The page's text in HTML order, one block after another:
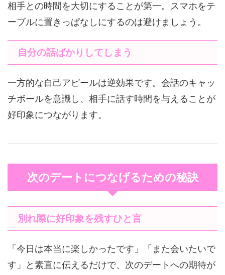
相手との時間を大切にすることが第一。スマホをテ
ーブルに置きっぱなしにするのは避けましょう。
自分の話ばかりしてしまう
一方的な自己アピールは逆効果です。会話のキャッ
チボールを意識し、相手に話す時間を与えることが
好印象につながります。
次のデートにつなげるための秘訣
別れ際に好印象を残すひと言
「今日は本当に楽しかったです」「また会いたいで
す」と素直に伝えるだけで、次のデートへの期待が